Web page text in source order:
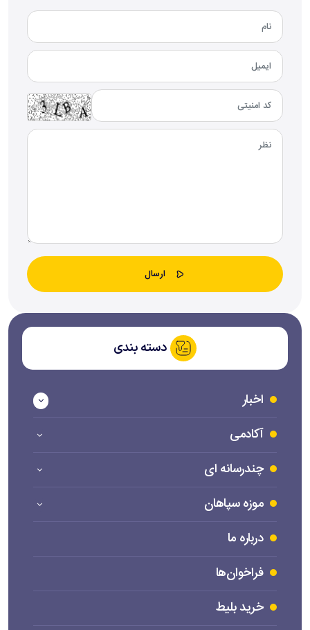
دسته بندی
اخبار
آکادمی
چندرسانه ای
موزه سپاهان
درباره ما
فراخوان‌ها
خرید بلیط